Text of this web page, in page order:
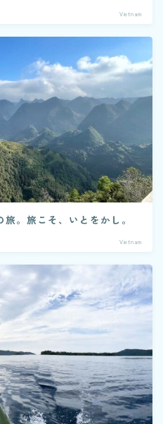
Vietnam
。旅こそ、いとをかし。
Vietnam